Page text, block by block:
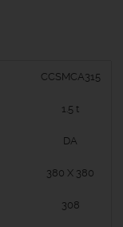
CCSMCA315
1.5 t
DA
380 X 380
308